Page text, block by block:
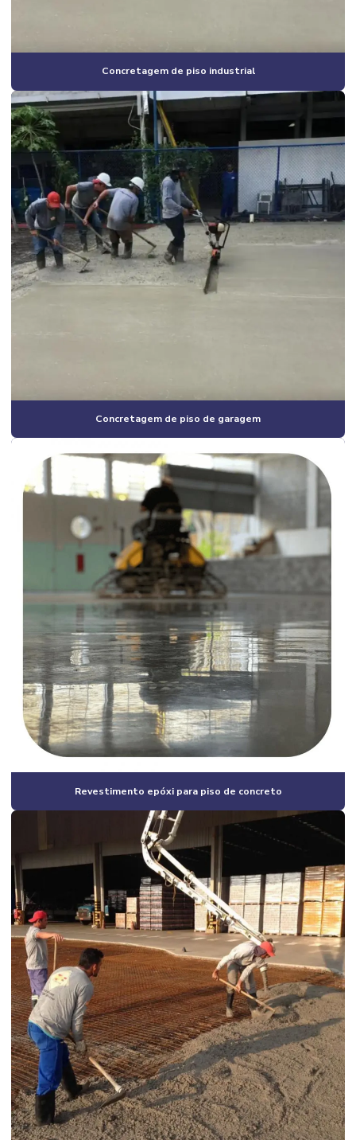
Construção de galpão 2 andares
Construção de galpão barato
Construção de galpão estrutura metálica
Construção de galpão industrial
Construção de galpão industrial valor
Construção de galpão m2
Construção de galpão pré moldado
Construção de galpão pré moldado campinas
Construção de galpão preço por m2
Construção de galpão valor
Construção de galpões metálicos
Construção de lojas comerciais
Construção de pavilhão industrial
Construção e reformas em geral
Construção residencial estrutura metálica
Construção de salão comercial
Construção de salas comerciais
Construtora em campinas
Construtora em campinas e região
Construtora de casas
Construtora de casas em campinas
Construtora de casas em condomínio em campinas
Construtora de casas em condomínio em campinas e região
Construtora de casas em condomínio fechado
Construtora de casas residenciais
Construtora de galpão
Construtora de galpão industrial
Construtora industrial
Construtora industrial campinas
Construtora de obras comerciais
Construtora obras industriais
Concretagem de piso industrial
Concretagem de piso de garagem
Revestimento epóxi para piso de concreto